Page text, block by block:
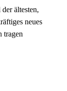
ältesten,
neues
tragen